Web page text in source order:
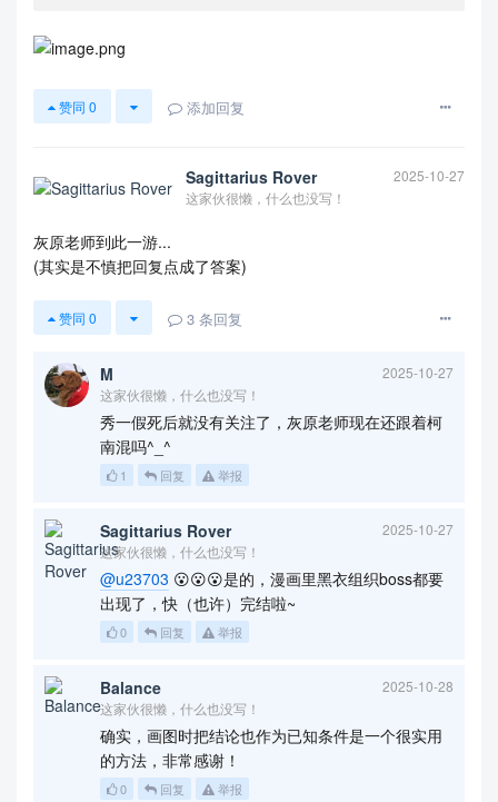
赞同 0 添加回复
Sagittarius Rover
2025-10-27
这家伙很懒，什么也没写！
灰原老师到此一游...
(其实是不慎把回复点成了答案)
赞同 0 3 条回复
M
2025-10-27
这家伙很懒，什么也没写！
秀一假死后就没有关注了，灰原老师现在还跟着柯
南混吗^_^
1 回复 举报
Sagittarius Rover
2025-10-27
这家伙很懒，什么也没写！
@u23703 😮😮😮是的，漫画里黑衣组织boss都要
出现了，快（也许）完结啦~
0 回复 举报
Balance
2025-10-28
这家伙很懒，什么也没写！
确实，画图时把结论也作为已知条件是一个很实用
的方法，非常感谢！
0 回复 举报